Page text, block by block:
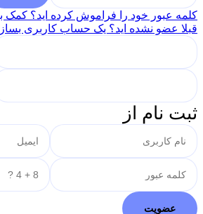
کلمه عبور خود را فراموش کرده اید؟ کمک
قبلا عضو نشده اید؟ یک حساب کاربری
ثبت نام از